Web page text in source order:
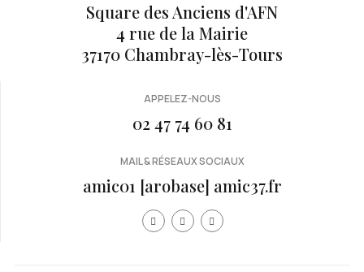
Square des Anciens d'AFN
4 rue de la Mairie
37170 Chambray-lès-Tours
APPELEZ-NOUS
02 47 74 60 81
MAIL & RÉSEAUX SOCIAUX
amic01 [arobase] amic37.fr